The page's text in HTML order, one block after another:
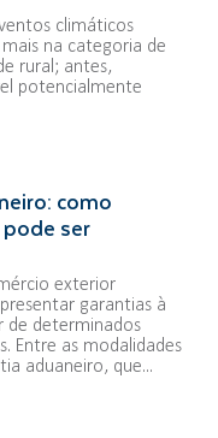
climáticos
na categoria de
rural; antes,
potencialmente
como
ser
exterior
garantias à
de determinados
Entre as modalidades
aduaneiro, que...